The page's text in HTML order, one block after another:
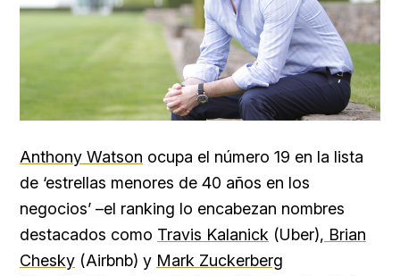
Anthony Watson ocupa el número 19 en la lista
de ‘estrellas menores de 40 años en los
negocios’ –el ranking lo encabezan nombres
destacados como Travis Kalanick (Uber), Brian
Chesky (Airbnb) y Mark Zuckerberg